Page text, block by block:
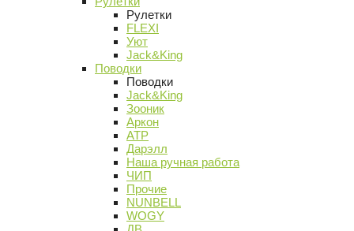
Рулетки
FLEXI
Уют
Jack&King
Поводки
Поводки
Jack&King
Зооник
Аркон
АТР
Дарэлл
Наша ручная работа
ЧИП
Прочие
NUNBELL
WOGY